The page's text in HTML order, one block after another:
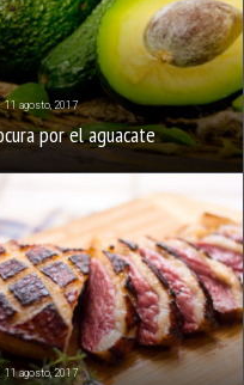
11 agosto, 2017
por el aguacate
11 agosto, 2017